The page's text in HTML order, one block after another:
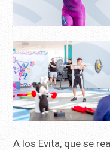
A los Evita, que se